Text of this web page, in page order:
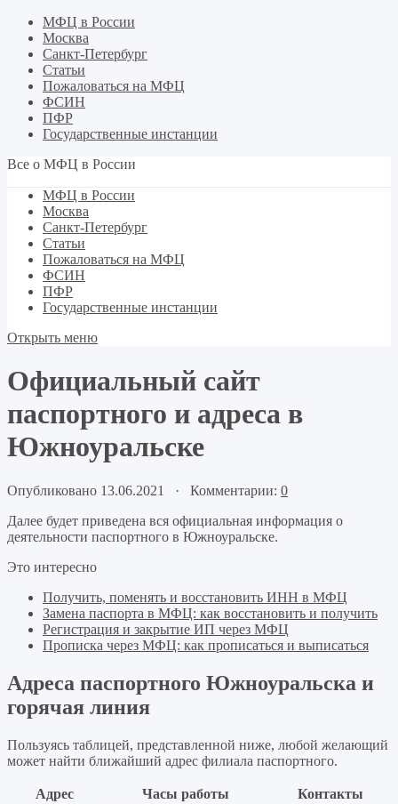
МФЦ в России
Москва
Санкт-Петербург
Статьи
Пожаловаться на МФЦ
ФСИН
ПФР
Государственные инстанции
Все о МФЦ в России
МФЦ в России
Москва
Санкт-Петербург
Статьи
Пожаловаться на МФЦ
ФСИН
ПФР
Государственные инстанции
Открыть меню
Официальный сайт
паспортного и адреса в
Южноуральске
Опубликовано 13.06.2021 · Комментарии: 0
Далее будет приведена вся официальная информация о
деятельности паспортного в Южноуральске.
Это интересно
Получить, поменять и восстановить ИНН в МФЦ
Замена паспорта в МФЦ: как восстановить и получить
Регистрация и закрытие ИП через МФЦ
Прописка через МФЦ: как прописаться и выписаться
Адреса паспортного Южноуральска и
горячая линия
Пользуясь таблицей, представленной ниже, любой желающий
может найти ближайший адрес филиала паспортного.
Адрес Часы работы Контакты